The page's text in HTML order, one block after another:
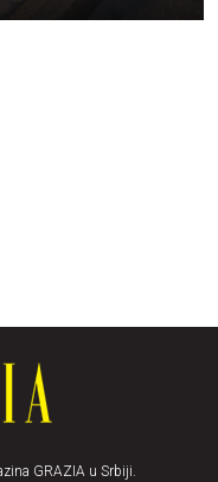
GRAZIA u Srbiji.